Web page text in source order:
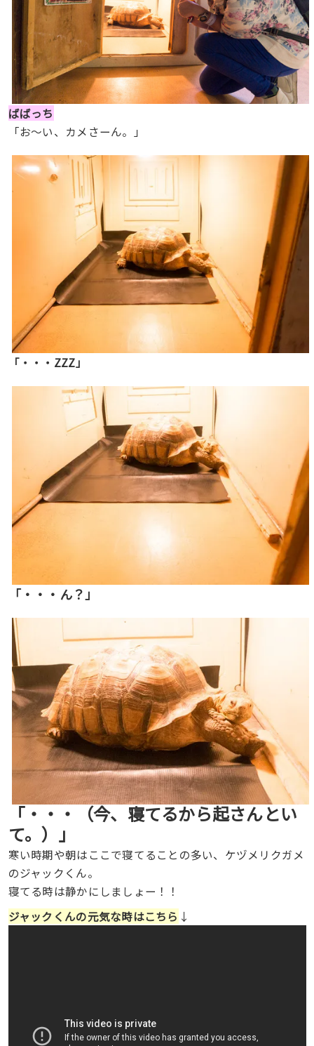
ばばっち
「お〜い、カメさーん。」
「・・・ZZZ」
「・・・ん？」
「・・・（今、寝てるから起さんとい
て。）」
寒い時期や朝はここで寝てることの多い、ケヅメリクガメ
のジャックくん。
寝てる時は静かにしましょー！！
ジャックくんの元気な時はこちら ↓